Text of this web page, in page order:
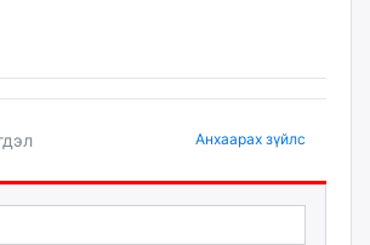
Анхаарах зүйлс